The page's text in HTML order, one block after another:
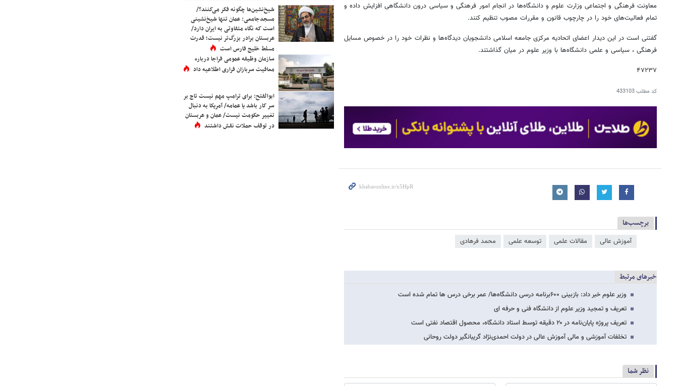
معاونت فرهنگی و اجتماعی وزارت علوم و دانشگاه‌ها در انجام امور فرهنگی و سیاسی درون دانشگاهی افزایش داده و
تمام فعالیت‌های خود را در چارچوب قانون و مقررات مصوب تنظیم کنند.
گفتنی است در این دیدار اعضای اتحادیه مرکزی جامعه اسلامی دانشجویان دیدگاه‌ها و نظرات خود را در خصوص مسایل
فرهنگی ، سیاسی و علمی دانشگاه‌ها با وزیر علوم در میان گذاشتند.
۴۷۲۳۷
کد مطلب433103
برچسب‌ها
آموزش عالی مقالات علمی توسعه علمی محمد فرهادی
خبرهای مرتبط
وزیر علوم خبر داد: بازبینی ۶۰۰برنامه درسی دانشگاه‌ها/ عمر برخی درس ها تمام شده است
تعریف و تمجید وزیر علوم از دانشگاه فنی و حرفه ای
تعریف پروژه پایان‌نامه در ۲۰ دقیقه توسط استاد دانشگاه، محصول اقتصاد نفتی است
تخلفات آموزشی و مالی آموزش عالی در دولت احمدی‌نژاد گریبانگیر دولت روحانی
نظر شما
شیخ‌نشین‌ها چگونه فکر می‌کنند؟/
مسجدجامعی: عمان تنها شیخ‌نشینی
است که نگاه متفاوتی به ایران دارد/
عربستان برادر بزرگ‌تر نیست؛ قدرت
مسلط خلیج فارس است
سازمان وظیفه عمومی فراجا درباره
معافیت سربازان فراری اطلاعیه داد
ابوالفتح: برای ترامپ مهم نیست تاج بر
سر کار باشد یا عمامه/ آمریکا به دنبال
تغییر حکومت نیست/ عمان و عربستان
در توقف حملات نقش داشتند